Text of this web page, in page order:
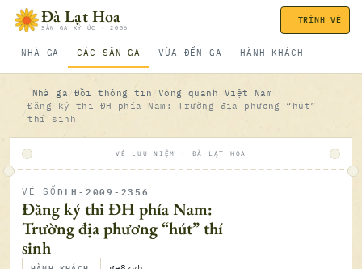
Bỏ qua nội dungĐà Lạt Hoa
SÂN GA KÝ ỨC · 2006
NHÀ GA CÁC SÂN GA VỪA ĐẾN GA HÀNH KHÁCH
TRÌNH VÉ
Nhà ga Đồi thông tin
Vòng quanh Việt Nam
Đăng ký thi ĐH phía Nam: Trường địa phương “hút”
thí sinh
VÉ LƯU NIỆM · ĐÀ LẠT HOA
VÉ SỐ DLH-2009-2356
Đăng ký thi ĐH phía Nam:
Trường địa phương “hút” thí
sinh